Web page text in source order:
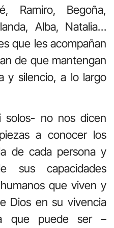
Ramiro, Begoña,
Alba, Natalia…
que les acompañan
de que mantengan
y silencio, a lo largo
solos- no nos dicen
a conocer los
de cada persona y
sus capacidades
que viven y
Dios en su vivencia
que puede ser –